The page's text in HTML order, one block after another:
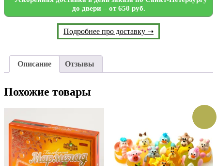
до двери – от 650 руб.
Подробнее про доставку ➝
Описание Отзывы
Похожие товары